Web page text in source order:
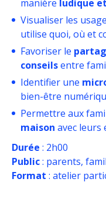
manière ludique
Visualiser les
utilise quoi, où et
Favoriser le
conseilsentre
Identifier une
bien-être
Permettre aux
maison avec leurs
Durée : 2h00
Public: parents,
Format : atelier